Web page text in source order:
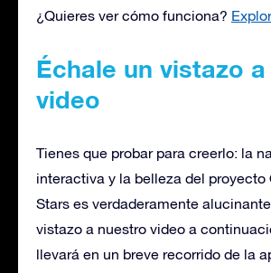
¿Quieres ver cómo funciona?
Échale un vistazo
video
Tienes que probar para creerlo: la
interactiva y la belleza del proyecto
Stars es verdaderamente
vistazo a nuestro video a
llevará en un breve recorrido de la